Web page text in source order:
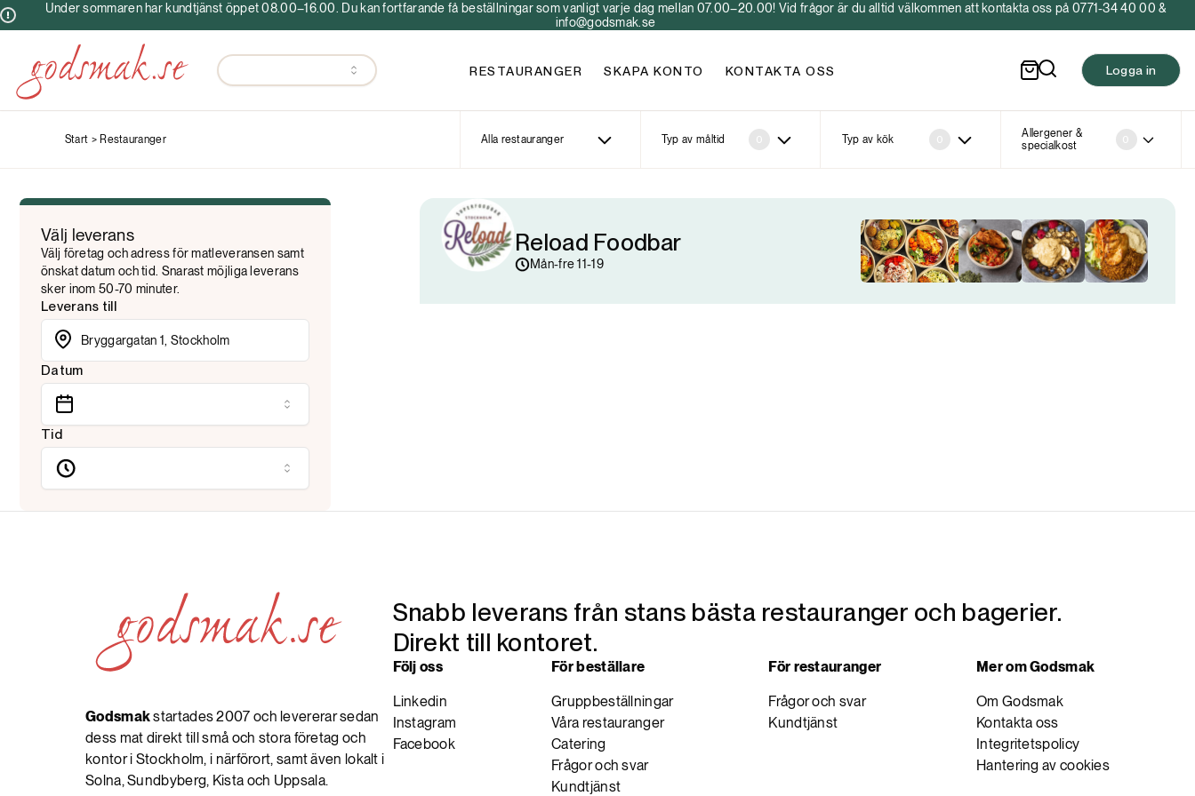
Under sommaren har kundtjänst öppet 08.00–16.00. Du kan fortfarande få beställningar som vanligt varje dag mellan 07.00–20.00! Vid frågor är du alltid välkommen att kontakta oss på 0771-34 40 00 &
info@godsmak.se
RESTAURANGER SKAPA KONTO KONTAKTA OSS Logga in
Start > Restauranger Alla restauranger Typ av måltid 0 Typ av kök 0
Allergener &
specialkost
0
Välj leverans
Välj företag och adress för matleveransen samt
önskat datum och tid. Snarast möjliga leverans
sker inom 50-70 minuter.
Leverans till
Datum
Tid
Reload Foodbar
Mån-fre 11-19
Godsmakstartades 2007 och levererar sedan
dess mat direkt till små och stora företag och
kontor i Stockholm, i närförort, samt även lokalt i
Solna, Sundbyberg, Kista och Uppsala.
Snabb leverans från stans bästa restauranger och bagerier.
Direkt till kontoret.
Följ oss
Linkedin
Instagram
Facebook
För beställare
Gruppbeställningar
Våra restauranger
Catering
Frågor och svar
Kundtjänst
För restauranger
Frågor och svar
Kundtjänst
Mer om Godsmak
Om Godsmak
Kontakta oss
Integritetspolicy
Hantering av cookies